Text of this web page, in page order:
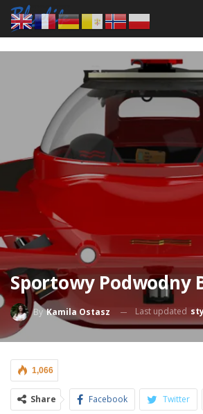
Sportowy Podwodny
ByKamila Ostasz Last updated
1,066
Share Facebook Twitter